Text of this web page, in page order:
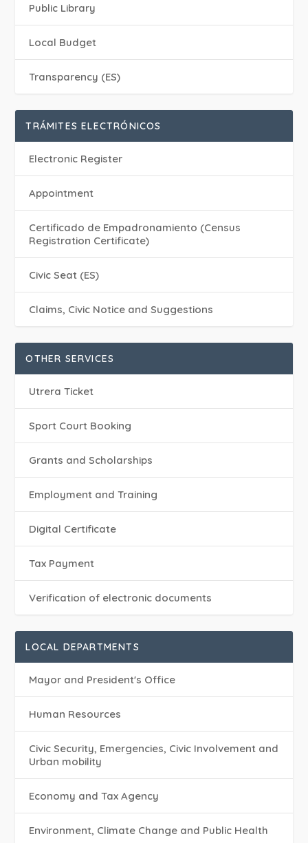
Public Library
Local Budget
Transparency (ES)
TRÁMITES ELECTRÓNICOS
Electronic Register
Appointment
Certificado de Empadronamiento (Census
Registration Certificate)
Civic Seat (ES)
Claims, Civic Notice and Suggestions
OTHER SERVICES
Utrera Ticket
Sport Court Booking
Grants and Scholarships
Employment and Training
Digital Certificate
Tax Payment
Verification of electronic documents
LOCAL DEPARTMENTS
Mayor and President's Office
Human Resources
Civic Security, Emergencies, Civic Involvement and
Urban mobility
Economy and Tax Agency
Environment, Climate Change and Public Health